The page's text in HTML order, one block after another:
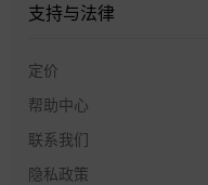
支持与法律
定价
帮助中心
联系我们
隐私政策